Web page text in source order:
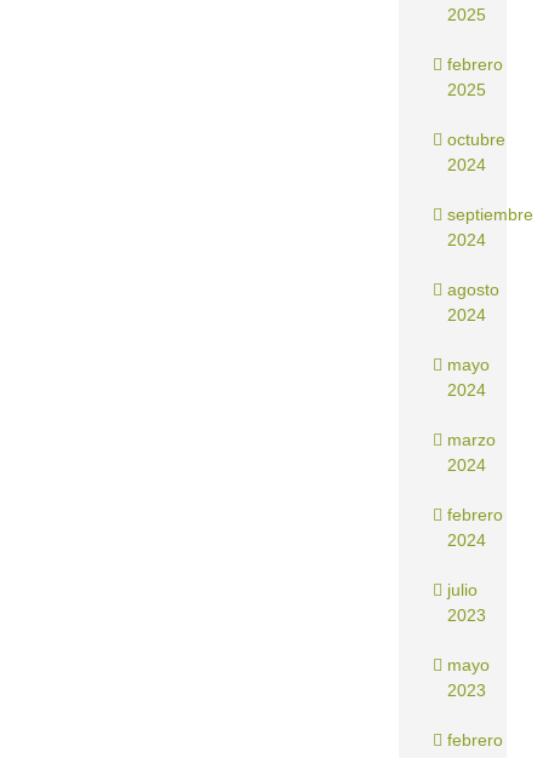
2025
febrero
2025
octubre
2024
septiembre
2024
agosto
2024
mayo
2024
marzo
2024
febrero
2024
julio
2023
mayo
2023
febrero